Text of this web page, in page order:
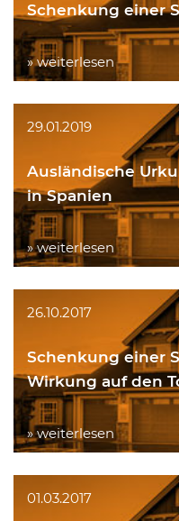
Schenkung einer
» weiterlesen
29.01.2019
Ausländische
in Spanien
» weiterlesen
26.10.2017
Schenkung einer
Wirkung auf den
» weiterlesen
01.03.2017